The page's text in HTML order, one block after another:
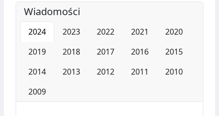
Wiadomości
2024 2023 2022 2021
2020
2019
2018 2017 2016
2015
2014
2013 2012 2011
2010
2009